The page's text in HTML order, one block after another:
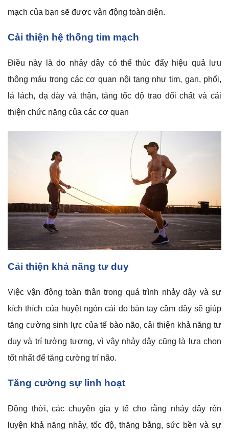
mạch của bạn sẽ được vận động toàn diện.
Cải thiện hệ thống tim mạch
Điều này là do nhảy dây có thể thúc đẩy hiệu quả lưu
thông máu trong các cơ quan nội tạng như tim, gan, phổi,
lá lách, dạ dày và thận, tăng tốc độ trao đổi chất và cải
thiện chức năng của các cơ quan
Cải thiện khả năng tư duy
Việc vận động toàn thân trong quá trình nhảy dây và sự
kích thích của huyệt ngón cái do bàn tay cầm dây sẽ giúp
tăng cường sinh lực của tế bào não, cải thiện khả năng tư
duy và trí tưởng tượng, vì vậy nhảy dây cũng là lựa chọn
tốt nhất để tăng cường trí não.
Tăng cường sự linh hoạt
Đồng thời, các chuyên gia y tế cho rằng nhảy dây rèn
luyện khả năng nhảy, tốc độ, thăng bằng, sức bền và sự